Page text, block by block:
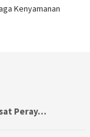
Kenyamanan
Peray…